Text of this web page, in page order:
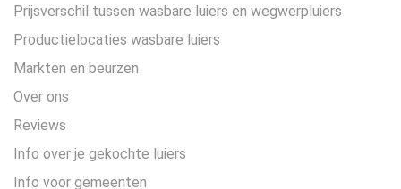
Prijsverschil tussen wasbare luiers en wegwerpluiers
Productielocaties wasbare luiers
Markten en beurzen
Over ons
Reviews
Info over je gekochte luiers
Info voor gemeenten